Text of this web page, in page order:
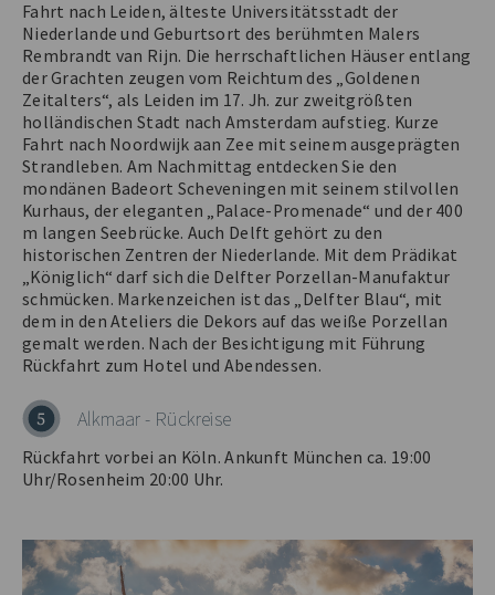
Fahrt nach Leiden, älteste Universitätsstadt der
Niederlande und Geburtsort des berühmten Malers
Rembrandt van Rijn. Die herrschaftlichen Häuser entlang
der Grachten zeugen vom Reichtum des „Goldenen
Zeitalters“, als Leiden im 17. Jh. zur zweitgrößten
holländischen Stadt nach Amsterdam aufstieg. Kurze
Fahrt nach Noordwijk aan Zee mit seinem ausgeprägten
Strandleben. Am Nachmittag entdecken Sie den
mondänen Badeort Scheveningen mit seinem stilvollen
Kurhaus, der eleganten „Palace-Promenade“ und der 400
m langen Seebrücke. Auch Delft gehört zu den
historischen Zentren der Niederlande. Mit dem Prädikat
„Königlich“ darf sich die Delfter Porzellan-Manufaktur
schmücken. Markenzeichen ist das „Delfter Blau“, mit
dem in den Ateliers die Dekors auf das weiße Porzellan
gemalt werden. Nach der Besichtigung mit Führung
Rückfahrt zum Hotel und Abendessen.
5 Alkmaar - Rückreise
Rückfahrt vorbei an Köln. Ankunft München ca. 19:00
Uhr/Rosenheim 20:00 Uhr.